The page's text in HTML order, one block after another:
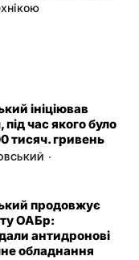
ініціював
час якого було
тисяч. гривень
продовжує
ОАБр:
антидронові
обладнання